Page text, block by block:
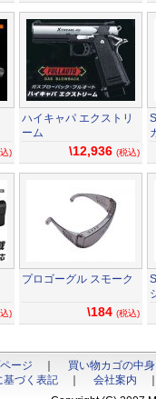
)
ハイキャパ エクストリ
ーム
\12,936 (税込)
)
プロゴーグル スモーク
\184 (税込)
ージ
買い物カゴの中
基づく表記
会社案内